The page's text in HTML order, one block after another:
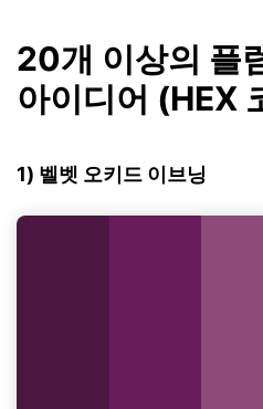
20개 이상의 플
아이디어 (HEX
1) 벨벳 오키드 이브닝